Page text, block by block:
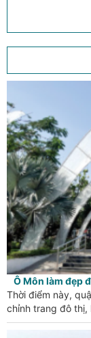
Ô Môn làm đẹp
Thời điểm này,
chỉnh trang đô thị,